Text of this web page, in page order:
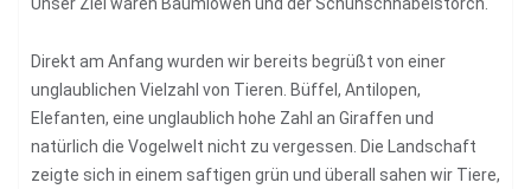
Direkt am Anfang wurden wir bereits begrüßt von einer
unglaublichen Vielzahl von Tieren. Büffel, Antilopen,
Elefanten, eine unglaublich hohe Zahl an Giraffen und
natürlich die Vogelwelt nicht zu vergessen. Die Landschaft
zeigte sich in einem saftigen grün und überall sahen wir Tiere,